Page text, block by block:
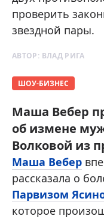
проверить
звездной пары.
АВТОР: ВЛАД РИГА
ШОУ-БИЗНЕС
Маша Вебер
об измене
Волковой из
Маша Вебер
рассказала о
Парвизом
которое